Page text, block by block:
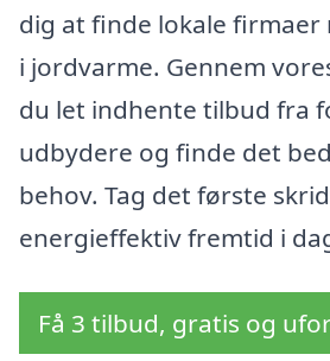
dig at finde lokale firmaer
i jordvarme. Gennem
du let indhente tilbud fra
udbydere og finde det
behov. Tag det første
energieffektiv fremtid i
Få 3 tilbud, gratis og